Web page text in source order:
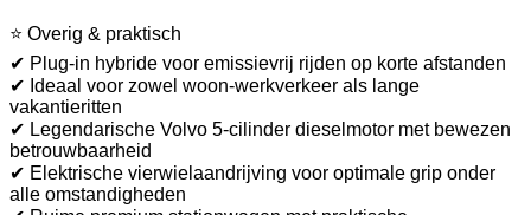
⭐ Overig & praktisch
✔ Plug-in hybride voor emissievrij rijden op korte afstanden
✔ Ideaal voor zowel woon-werkverkeer als lange
vakantieritten
✔ Legendarische Volvo 5-cilinder dieselmotor met bewezen
betrouwbaarheid
✔ Elektrische vierwielaandrijving voor optimale grip onder
alle omstandigheden